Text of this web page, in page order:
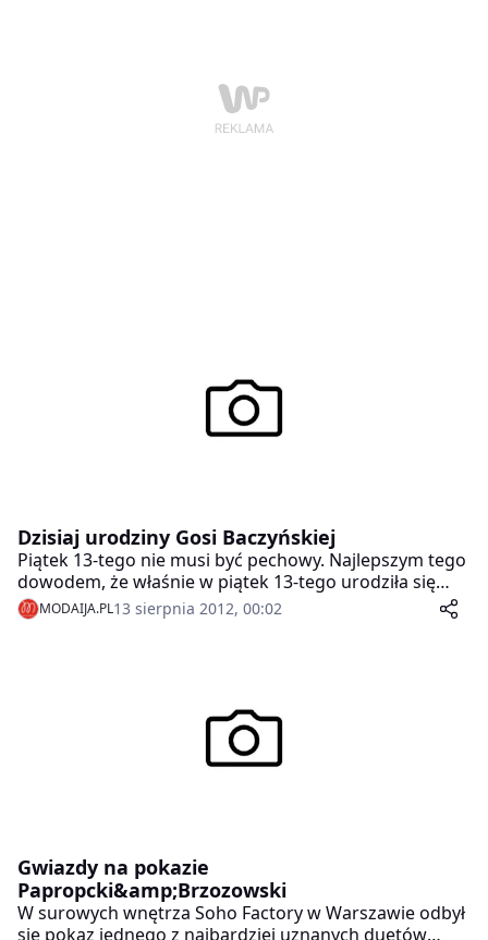
Dzisiaj urodziny Gosi Baczyńskiej
Piątek 13-tego nie musi być pechowy. Najlepszym tego
dowodem, że właśnie w piątek 13-tego urodziła się
Gosia Baczyńska, jedna z najbardziej docenianych
przez krytyków mody, gwiazdy i Panie w każdym
MODAIJA.PL13 sierpnia 2012, 00:02
Gwiazdy na pokazie
Papropcki&amp;Brzozowski
W surowych wnętrza Soho Factory w Warszawie odbył
się pokaz jednego z najbardziej uznanych duetów